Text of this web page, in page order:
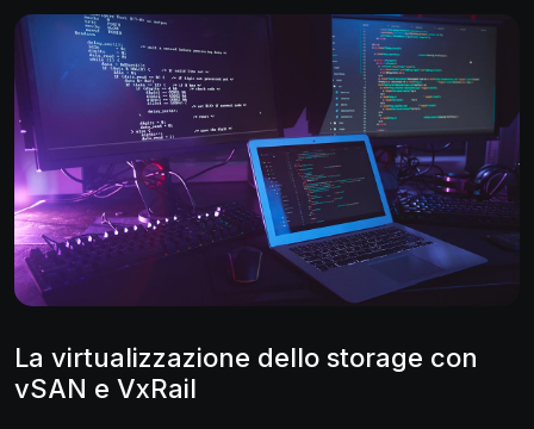
La virtualizzazione dello storage con
vSAN e VxRail